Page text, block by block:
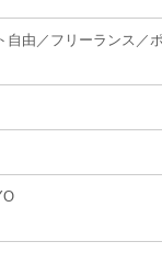
由／フリーランス／